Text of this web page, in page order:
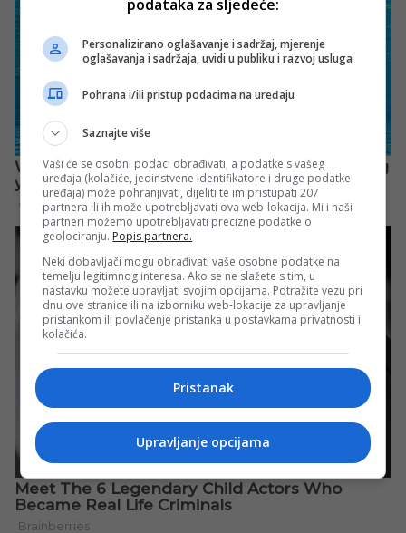
podataka za sljedeće:
Personalizirano oglašavanje i sadržaj, mjerenje
oglašavanja i sadržaja, uvidi u publiku i razvoj usluga
Pohrana i/ili pristup podacima na uređaju
Saznajte više
Vaši će se osobni podaci obrađivati, a podatke s vašeg
uređaja (kolačiće, jedinstvene identifikatore i druge podatke
uređaja) može pohranjivati, dijeliti te im pristupati 207
partnera ili ih može upotrebljavati ova web-lokacija. Mi i naši
partneri možemo upotrebljavati precizne podatke o
geolociranju. Popis partnera.
Neki dobavljači mogu obrađivati vaše osobne podatke na
temelju legitimnog interesa. Ako se ne slažete s tim, u
nastavku možete upravljati svojim opcijama. Potražite vezu pri
dnu ove stranice ili na izborniku web-lokacije za upravljanje
pristankom ili povlačenje pristanka u postavkama privatnosti i
kolačića.
Pristanak
Upravljanje opcijama